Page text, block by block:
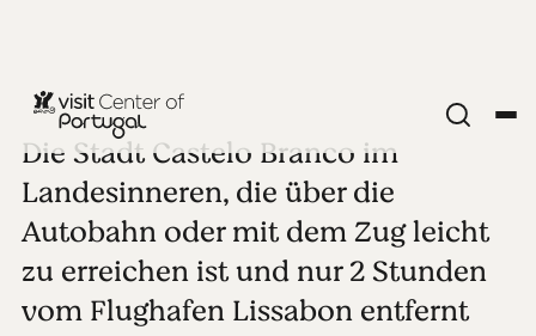
STÄDTE IM LANDESINNEREN
Castelo
Branco
Alle Fotos anzeigen Video abspielen
Die Stadt Castelo Branco im
Landesinneren, die über die
Autobahn oder mit dem Zug leicht
zu erreichen ist und nur 2 Stunden
vom Flughafen Lissabon entfernt